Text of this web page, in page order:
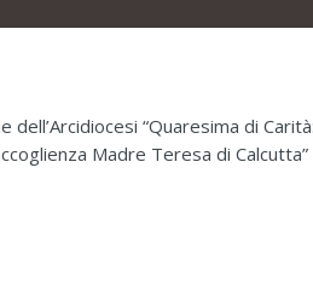
“Quaresima di
Madre Teresa di Calcutta”